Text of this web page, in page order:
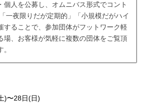
個人を公募し、オムニバス形式でコント
一夜限りだが定期的」「小規模だがハイ
することで、参加団体がフットワーク軽
場、お客様が気軽に複数の団体をご覧頂
)〜28日(日)